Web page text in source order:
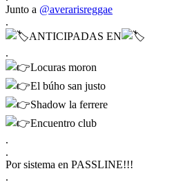
Junto a @averarisreggae
.
ANTICIPADAS EN
.
Locuras moron
El búho san justo
Shadow la ferrere
Encuentro club
.
.
Por sistema en PASSLINE!!!
.